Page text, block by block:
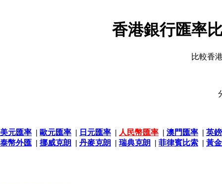
香港銀行匯率
比較香
美元匯率 | 歐元匯率 | 日元匯率 | 人民幣匯率 | 澳門匯率 | 英
泰幣外匯 | 挪威克朗 | 丹麥克朗 | 瑞典克朗 | 菲律賓比索 | 黃